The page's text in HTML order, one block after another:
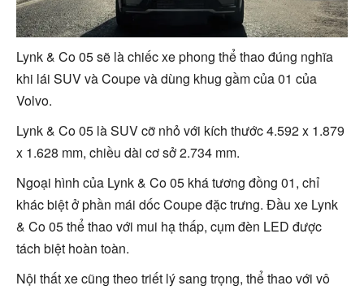
Lynk & Co 05 sẽ là chiếc xe phong thể thao đúng nghĩa
khi lái SUV và Coupe và dùng khug gầm của 01 của
Volvo.
Lynk & Co 05 là SUV cỡ nhỏ với kích thước 4.592 x 1.879
x 1.628 mm, chiều dài cơ sở 2.734 mm.
Ngoại hình của Lynk & Co 05 khá tương đồng 01, chỉ
khác biệt ở phần mái dốc Coupe đặc trưng. Đầu xe Lynk
& Co 05 thể thao với mui hạ thấp, cụm đèn LED được
tách biệt hoàn toàn.
Nội thất xe cũng theo triết lý sang trọng, thể thao với vô